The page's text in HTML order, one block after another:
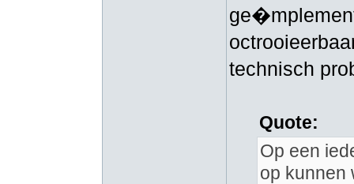
technisch
Quote:
Op een
op kunnen